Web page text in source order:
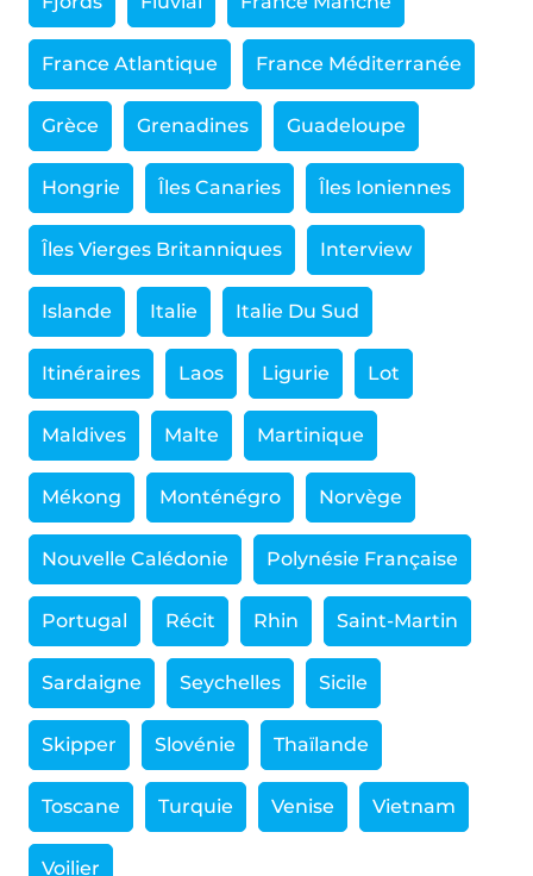
France Atlantique France Méditerranée
Grèce Grenadines Guadeloupe
Hongrie Îles Canaries Îles Ioniennes
Îles Vierges Britanniques Interview
Islande Italie Italie Du Sud
Itinéraires Laos Ligurie Lot
Maldives Malte Martinique
Mékong Monténégro Norvège
Nouvelle Calédonie Polynésie Française
Portugal Récit Rhin Saint-Martin
Sardaigne Seychelles Sicile
Skipper Slovénie Thaïlande
Toscane Turquie Venise Vietnam
Voilier